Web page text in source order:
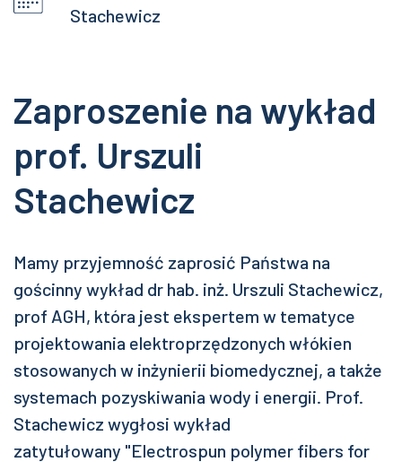
Stachewicz
Zaproszenie na wykład
prof. Urszuli
Stachewicz
Mamy przyjemność zaprosić Państwa na
gościnny wykład dr hab. inż. Urszuli Stachewicz,
prof AGH, która jest ekspertem w tematyce
projektowania elektroprzędzonych włókien
stosowanych w inżynierii biomedycznej, a także
systemach pozyskiwania wody i energii. Prof.
Stachewicz wygłosi wykład
zatytułowany "Electrospun polymer fibers for